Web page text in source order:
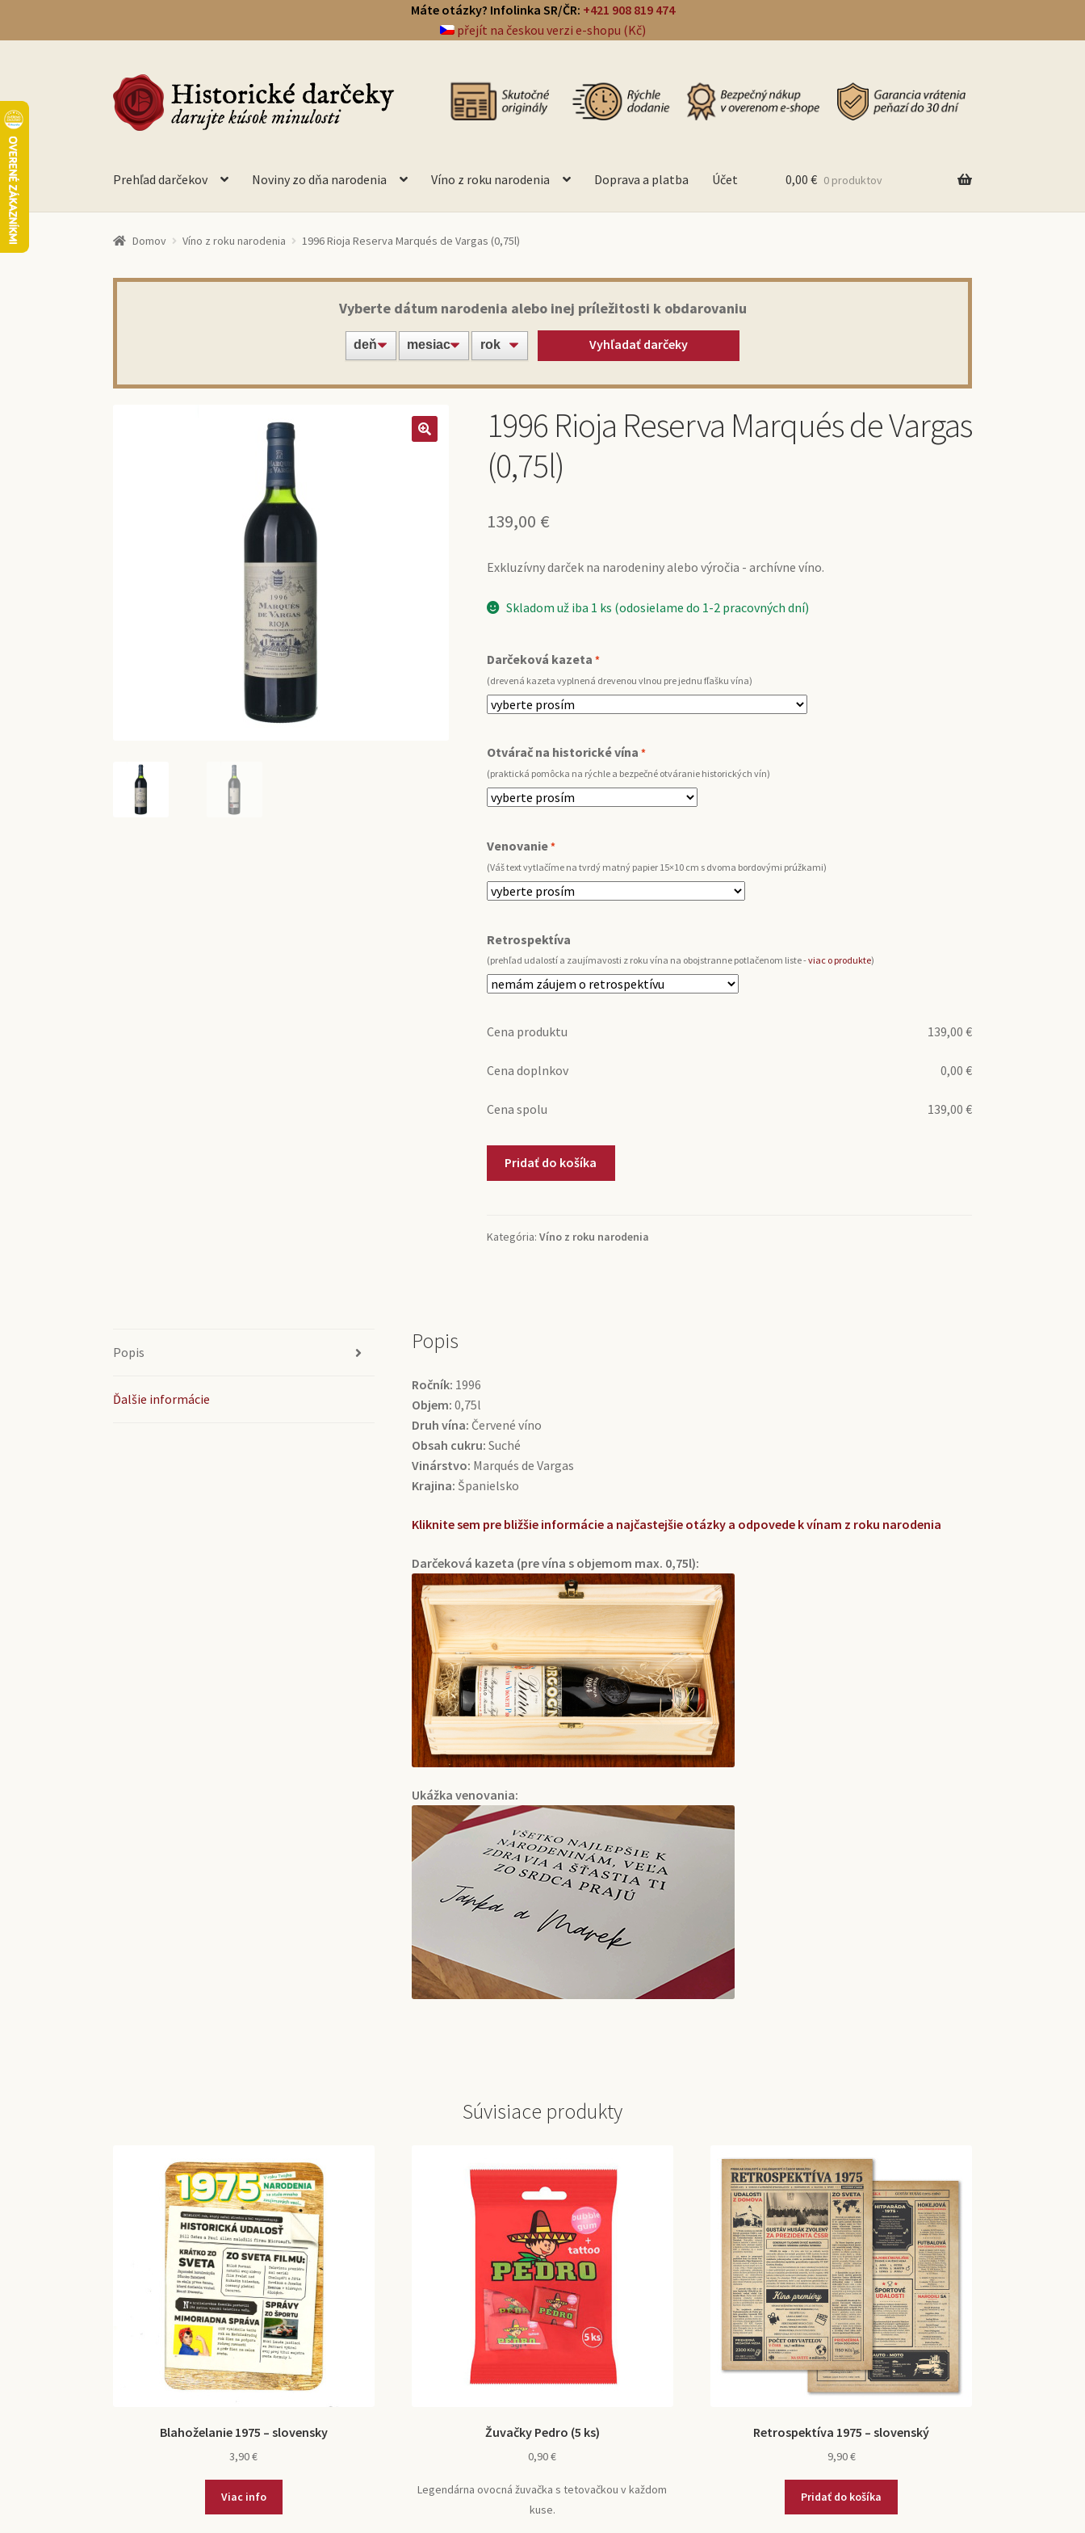
Máte otázky? Infolinka SR/ČR: +421 908 819 474
přejít na českou verzi e-shopu (Kč)
Preskočiť
na
navigáciu
Preskočiť
na
obsah
Prehľad darčekov Noviny zo dňa narodenia Víno z roku narodenia Doprava a platba Účet 0,00 € 0 produktov
Domov Víno z roku narodenia 1996 Rioja Reserva Marqués de Vargas (0,75l)
Vyberte dátum narodenia alebo inej príležitosti k obdarovaniu
Vyhľadať darčeky
1996 Rioja Reserva Marqués de Vargas
(0,75l)
139,00 €
Exkluzívny darček na narodeniny alebo výročia - archívne víno.
Skladom už iba 1 ks (odosielame do 1-2 pracovných dní)
Darčeková kazeta *
(drevená kazeta vyplnená drevenou vlnou pre jednu fľašku vína)
Otvárač na historické vína *
(praktická pomôcka na rýchle a bezpečné otváranie historických vín)
Venovanie*
(Váš text vytlačíme na tvrdý matný papier 15×10 cm s dvoma bordovými prúžkami)
Retrospektíva
(prehľad udalostí a zaujímavosti z roku vína na obojstranne potlačenom liste -viac o produkte)
Cena produktu 139,00 €
Cena doplnkov 0,00 €
Cena spolu 139,00 €
množstvo
Marqués
Pridať do košíka
Kategória: Víno z roku narodenia
Popis
Ďalšie informácie
Popis
Ročník: 1996
Objem: 0,75l
Druh vína: Červené víno
Obsah cukru: Suché
Vinárstvo: Marqués de Vargas
Krajina: Španielsko
Kliknite sem pre bližšie informácie a najčastejšie otázky a odpovede k vínam z roku narodenia
Darčeková kazeta (pre vína s objemom max. 0,75l):
Ukážka venovania:
Súvisiace produkty
Blahoželanie 1975 – slovensky
3,90€
Viac info
Žuvačky Pedro (5 ks)
0,90€
Legendárna ovocná žuvačka s tetovačkou v každom
kuse.
Retrospektíva 1975 – slovenský
9,90€
Pridať do košíka